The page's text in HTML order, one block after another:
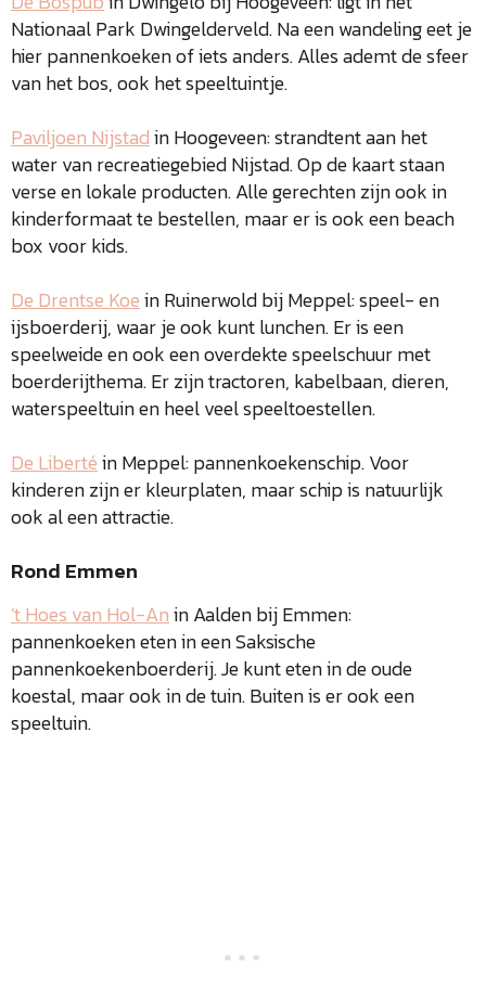
Nationaal Park Dwingelderveld. Na een wandeling eet je
hier pannenkoeken of iets anders. Alles ademt de sfeer
van het bos, ook het speeltuintje.
Paviljoen Nijstadin Hoogeveen: strandtent aan het
water van recreatiegebied Nijstad. Op de kaart staan
verse en lokale producten. Alle gerechten zijn ook in
kinderformaat te bestellen, maar er is ook een beach
box voor kids.
De Drentse Koein Ruinerwold bij Meppel: speel- en
ijsboerderij, waar je ook kunt lunchen. Er is een
speelweide en ook een overdekte speelschuur met
boerderijthema. Er zijn tractoren, kabelbaan, dieren,
waterspeeltuin en heel veel speeltoestellen.
De Libertéin Meppel: pannenkoekenschip. Voor
kinderen zijn er kleurplaten, maar schip is natuurlijk
ook al een attractie.
Rond Emmen
’t Hoes van Hol-Anin Aalden bij Emmen:
pannenkoeken eten in een Saksische
pannenkoekenboerderij. Je kunt eten in de oude
koestal, maar ook in de tuin. Buiten is er ook een
speeltuin.